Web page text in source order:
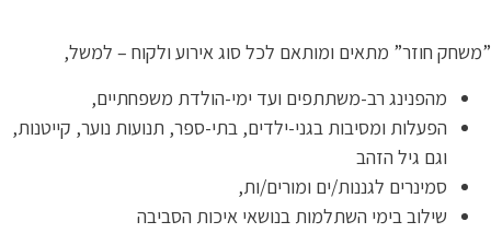
חוזר” מתאים ומותאם לכל סוג אירוע ולקוח – למשל,
מהפנינג רב-משתתפים ועד ימי-הולדת משפחתיים,
הפעלות ומסיבות בגני-ילדים, בתי-ספר, תנועות נוער, קייטנות,
וגם גיל הזהב
סמינרים לגננות/ים ומורים/ות,
שילוב בימי השתלמות בנושאי איכות הסביבה